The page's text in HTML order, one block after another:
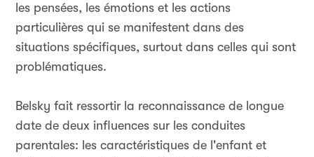
les pensées, les émotions et les actions
particulières qui se manifestent dans des
situations spécifiques, surtout dans celles qui sont
problématiques.
Belsky fait ressortir la reconnaissance de longue
date de deux influences sur les conduites
parentales: les caractéristiques de l'enfant et